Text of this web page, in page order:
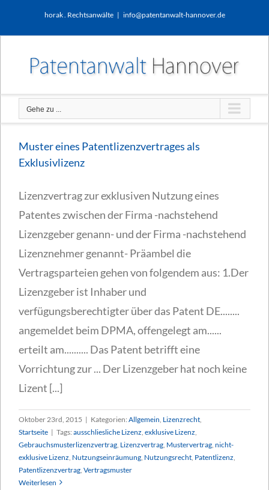
horak . Rechtsanwälte | info@patentanwalt-hannover.de
Gehe zu ...
Muster eines Patentlizenzvertrages als
Exklusivlizenz
Lizenzvertrag zur exklusiven Nutzung eines
Patentes zwischen der Firma -nachstehend
Lizenzgeber genann- und der Firma -nachstehend
Lizenznehmer genannt- Präambel die
Vertragsparteien gehen von folgendem aus: 1.Der
Lizenzgeber ist Inhaber und
verfügungsberechtigter über das Patent DE........
angemeldet beim DPMA, offengelegt am......
erteilt am.......... Das Patent betrifft eine
Vorrichtung zur ... Der Lizenzgeber hat noch keine
Lizent [...]
Oktober 23rd, 2015 | Kategorien: Allgemein Lizenzrecht
Startseite | Tags: ausschliesliche Lizenz exklusive Lizenz
Gebrauchsmusterlizenzvertrag Lizenzvertrag Mustervertrag nicht-
exklusive Lizenz Nutzungseinräumung Nutzungsrecht Patentlizenz
Patentlizenzvertrag Vertragsmuster
Weiterlesen